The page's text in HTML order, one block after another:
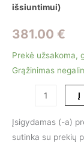
išsiuntimui)
381.00 €
Prekė užsakoma,
Grąžinimas
produkto
Kavos
|
Į
Įsigydamas (-a)
sutinka su prekių